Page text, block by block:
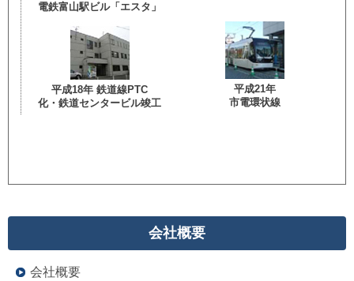
電鉄富山駅ビル「エスタ」
平成18年 鉄道線PTC
化・鉄道センタービル竣工
平成21年
市電環状線
会社概要
会社概要